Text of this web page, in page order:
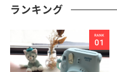
ランキング